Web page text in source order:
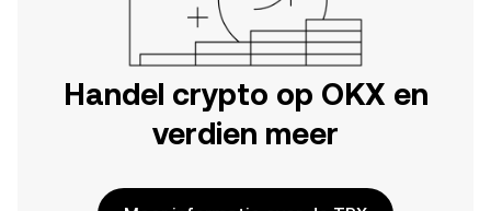
Handel crypto op OKX en
verdien meer